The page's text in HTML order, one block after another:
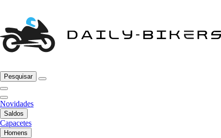
Pesquisar
Novidades
Saldos
Capacetes
Homens